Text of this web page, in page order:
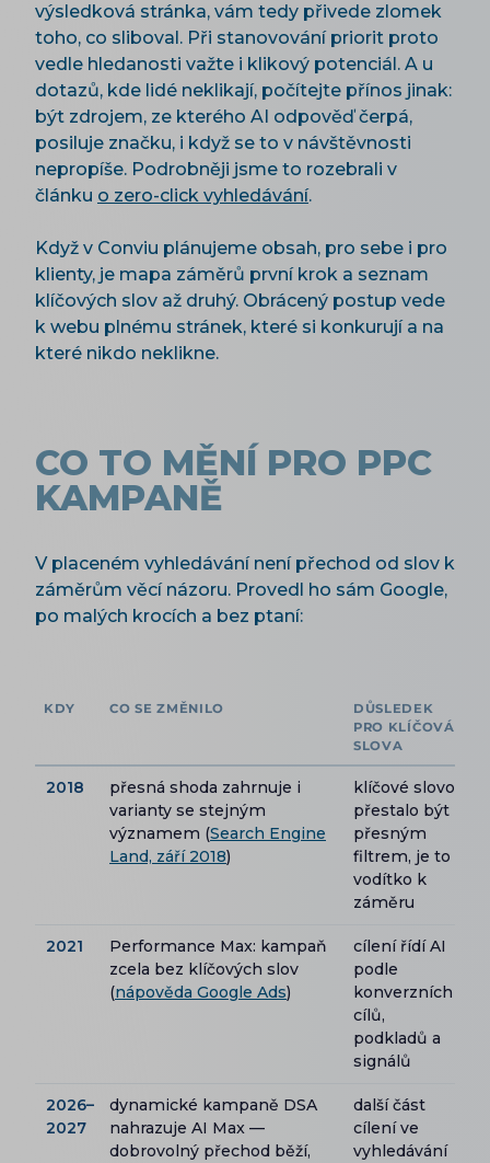
výsledková stránka, vám tedy přivede zlomek
toho, co sliboval. Při stanovování priorit proto
vedle hledanosti važte i klikový potenciál. A u
dotazů, kde lidé neklikají, počítejte přínos jinak:
být zdrojem, ze kterého AI odpověď čerpá,
posiluje značku, i když se to v návštěvnosti
nepropíše. Podrobněji jsme to rozebrali v
článku o zero-click vyhledávání.
Když v Conviu plánujeme obsah, pro sebe i pro
klienty, je mapa záměrů první krok a seznam
klíčových slov až druhý. Obrácený postup vede
k webu plnému stránek, které si konkurují a na
které nikdo neklikne.
CO TO MĚNÍ PRO PPC
KAMPANĚ
V placeném vyhledávání není přechod od slov k
záměrům věcí názoru. Provedl ho sám Google,
po malých krocích a bez ptaní:
KDY CO SE ZMĚNILO
DŮSLEDEK
PRO KLÍČOVÁ
SLOVA
2018
přesná shoda zahrnuje i
varianty se stejným
významem (Search Engine
Land, září 2018)
klíčové slovo
přestalo být
přesným
filtrem, je to
vodítko k
záměru
2021
Performance Max: kampaň
zcela bez klíčových slov
(nápověda Google Ads)
cílení řídí AI
podle
konverzních
cílů,
podkladů a
signálů
2026–
2027
dynamické kampaně DSA
nahrazuje AI Max —
dobrovolný přechod běží,
další část
cílení ve
vyhledávání